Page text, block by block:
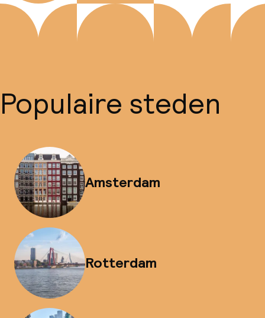
Populaire steden
Amsterdam
Rotterdam